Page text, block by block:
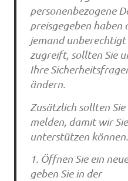
personenbezogene
preisgegeben haben
jemand
zugreift, sollten Sie
Ihre
ändern.
Zusätzlich sollten
melden, damit wir Sie
unterstützen können.
1. Öffnen Sie ein
geben Sie in der